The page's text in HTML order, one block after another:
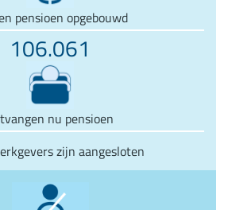
pensioen opgebouwd
106.061
nu pensioen
zijn aangesloten